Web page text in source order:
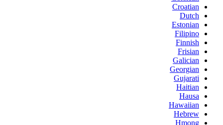
Croatian
Dutch
Estonian
Filipino
Finnish
Frisian
Galician
Georgian
Gujarati
Haitian
Hausa
Hawaiian
Hebrew
Hmong